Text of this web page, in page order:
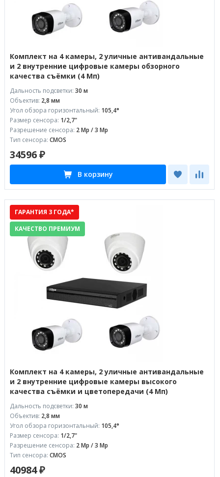
Комплект на 4 камеры, 2 уличные антивандальные
и 2 внутренние цифровые камеры обзорного
качества съёмки (4 Мп)
Дальность подсветки: 30 м
Объектив: 2,8 мм
Угол обзора горизонтальный: 105,4°
Размер сенсора: 1/2,7"
Разрешение сенсора: 2 Mp / 3 Mp
Тип сенсора: CMOS
34596 ₽
В корзину
Комплект на 4 камеры, 2 уличные антивандальные
и 2 внутренние цифровые камеры высокого
качества съёмки и цветопередачи (4 Мп)
ГАРАНТИЯ 3 ГОДА*
КАЧЕСТВО ПРЕМИУМ
Дальность подсветки: 30 м
Объектив: 2,8 мм
Угол обзора горизонтальный: 105,4°
Размер сенсора: 1/2,7"
Разрешение сенсора: 2 Mp / 3 Mp
Тип сенсора: CMOS
40984 ₽